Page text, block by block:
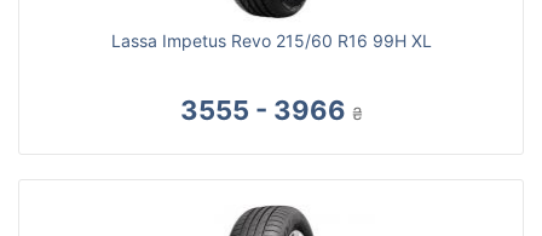
Lassa Impetus Revo 215/60 R16 99H XL
3555 - 3966 ₴